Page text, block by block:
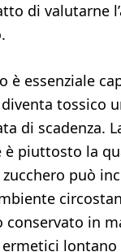
di valutarne
è essenziale
tossico
di scadenza.
piuttosto la
può
conservato in